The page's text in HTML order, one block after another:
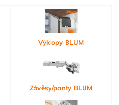
Výklopy BLUM
Závěsy/panty BLUM